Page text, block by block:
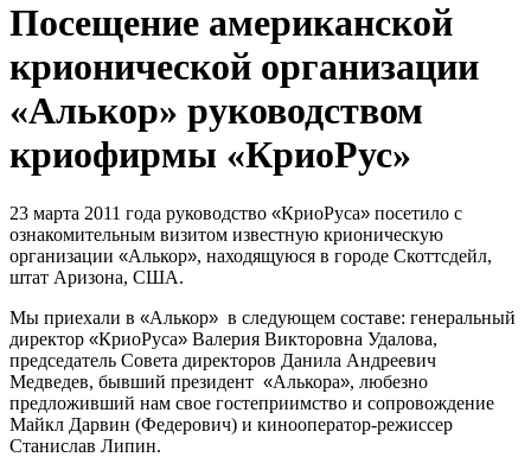
Посещение американской
крионической организации
«Алькор» руководством
криофирмы «КриоРус»
23 марта 2011 года руководство «КриоРуса» посетило с
ознакомительным визитом известную крионическую
организации «Алькор», находящуюся в городе Скоттсдейл,
штат Аризона, США.
Мы приехали в «Алькор» в следующем составе: генеральный
директор «КриоРуса» Валерия Викторовна Удалова,
председатель Совета директоров Данила Андреевич
Медведев, бывший президент «Алькора», любезно
предложивший нам свое гостеприимство и сопровождение
Майкл Дарвин (Федерович) и кинооператор-режиссер
Станислав Липин.